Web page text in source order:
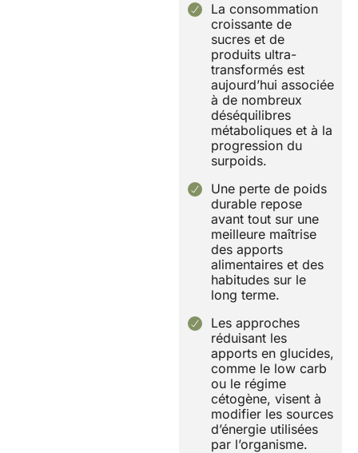
La consommation
croissante de
sucres et de
produits ultra-
transformés est
aujourd’hui associée
à de nombreux
déséquilibres
métaboliques et à la
progression du
surpoids.
Une perte de poids
durable repose
avant tout sur une
meilleure maîtrise
des apports
alimentaires et des
habitudes sur le
long terme.
Les approches
réduisant les
apports en glucides,
comme le low carb
ou le régime
cétogène, visent à
modifier les sources
d’énergie utilisées
par l’organisme.